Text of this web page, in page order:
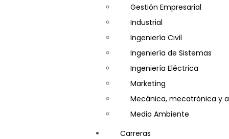
Gestión Empresarial
Industrial
Ingeniería Civil
Ingeniería de Sistemas
Ingeniería Eléctrica
Marketing
Mecánica, mecatrónica y
Medio Ambiente
Minería e Hidrocarburos
Carreras